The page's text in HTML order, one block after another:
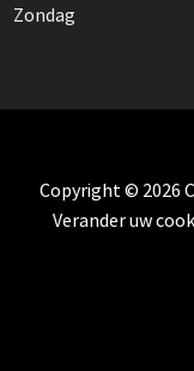
Zondag
Copyright © 2026
Verander uw